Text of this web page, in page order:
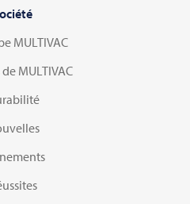
MULTIVAC
MULTIVAC